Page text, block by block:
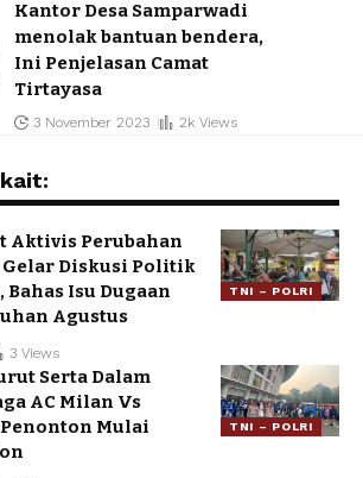
Kantor Desa Samparwadi
menolak bantuan bendera,
Ini Penjelasan Camat
Tirtayasa
3 November 2023 2k Views
TNI – POLRI
Aktivis Perubahan
Gelar Diskusi Politik
Bahas Isu Dugaan
Agustus
3 Views
TNI – POLRI
Serta Dalam
AC Milan Vs
Mulai